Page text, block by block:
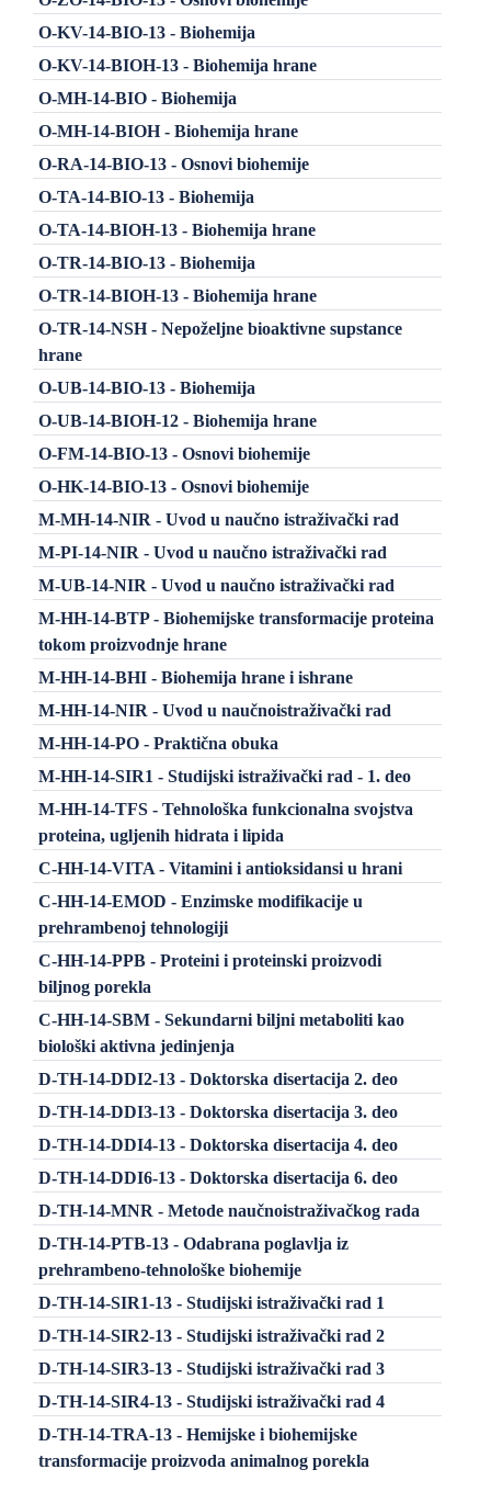
O-KV-14-BIO-13 - Biohemija
O-KV-14-BIOH-13 - Biohemija hrane
O-MH-14-BIO - Biohemija
O-MH-14-BIOH - Biohemija hrane
O-RA-14-BIO-13 - Osnovi biohemije
O-TA-14-BIO-13 - Biohemija
O-TA-14-BIOH-13 - Biohemija hrane
O-TR-14-BIO-13 - Biohemija
O-TR-14-BIOH-13 - Biohemija hrane
O-TR-14-NSH - Nepoželjne bioaktivne supstance
hrane
O-UB-14-BIO-13 - Biohemija
O-UB-14-BIOH-12 - Biohemija hrane
O-FM-14-BIO-13 - Osnovi biohemije
O-HK-14-BIO-13 - Osnovi biohemije
M-MH-14-NIR - Uvod u naučno istraživački rad
M-PI-14-NIR - Uvod u naučno istraživački rad
M-UB-14-NIR - Uvod u naučno istraživački rad
M-HH-14-BTP - Biohemijske transformacije proteina
tokom proizvodnje hrane
M-HH-14-BHI - Biohemija hrane i ishrane
M-HH-14-NIR - Uvod u naučnoistraživački rad
M-HH-14-PO - Praktična obuka
M-HH-14-SIR1 - Studijski istraživački rad - 1. deo
M-HH-14-TFS - Tehnološka funkcionalna svojstva
proteina, ugljenih hidrata i lipida
C-HH-14-VITA - Vitamini i antioksidansi u hrani
C-HH-14-EMOD - Enzimske modifikacije u
prehrambenoj tehnologiji
C-HH-14-PPB - Proteini i proteinski proizvodi
biljnog porekla
C-HH-14-SBM - Sekundarni biljni metaboliti kao
biološki aktivna jedinjenja
D-TH-14-DDI2-13 - Doktorska disertacija 2. deo
D-TH-14-DDI3-13 - Doktorska disertacija 3. deo
D-TH-14-DDI4-13 - Doktorska disertacija 4. deo
D-TH-14-DDI6-13 - Doktorska disertacija 6. deo
D-TH-14-MNR - Metode naučnoistraživačkog rada
D-TH-14-PTB-13 - Odabrana poglavlja iz
prehrambeno-tehnološke biohemije
D-TH-14-SIR1-13 - Studijski istraživački rad 1
D-TH-14-SIR2-13 - Studijski istraživački rad 2
D-TH-14-SIR3-13 - Studijski istraživački rad 3
D-TH-14-SIR4-13 - Studijski istraživački rad 4
D-TH-14-TRA-13 - Hemijske i biohemijske
transformacije proizvoda animalnog porekla